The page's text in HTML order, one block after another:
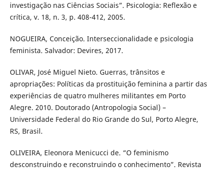
investigação nas Ciências Sociais”. Psicologia: Reflexão e
crítica, v. 18, n. 3, p. 408-412, 2005.
NOGUEIRA, Conceição. Interseccionalidade e psicologia
feminista. Salvador: Devires, 2017.
OLIVAR, José Miguel Nieto. Guerras, trânsitos e
apropriações: Políticas da prostituição feminina a partir das
experiências de quatro mulheres militantes em Porto
Alegre. 2010. Doutorado (Antropologia Social) –
Universidade Federal do Rio Grande do Sul, Porto Alegre,
RS, Brasil.
OLIVEIRA, Eleonora Menicucci de. “O feminismo
desconstruindo e reconstruindo o conhecimento”. Revista